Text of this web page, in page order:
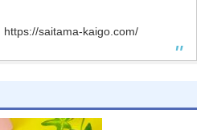
https://saitama-kaigo.com/